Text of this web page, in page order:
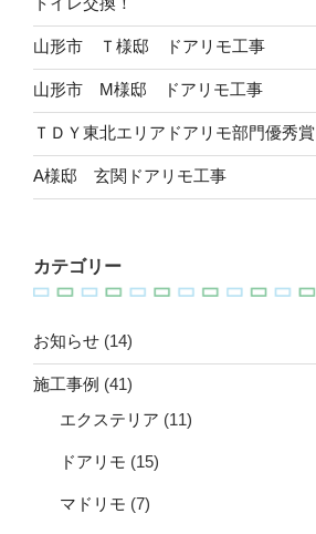
山形市 Ｔ様邸 ドアリモ工事
山形市 M様邸 ドアリモ工事
ＴＤＹ東北エリアドアリモ部門優秀賞
A様邸 玄関ドアリモ工事
カテゴリー
お知らせ (14)
施工事例 (41)
エクステリア (11)
ドアリモ (15)
マドリモ (7)